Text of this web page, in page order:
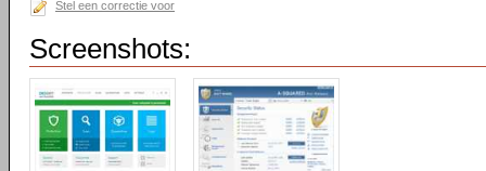
Stel een correctie voor
Screenshots: